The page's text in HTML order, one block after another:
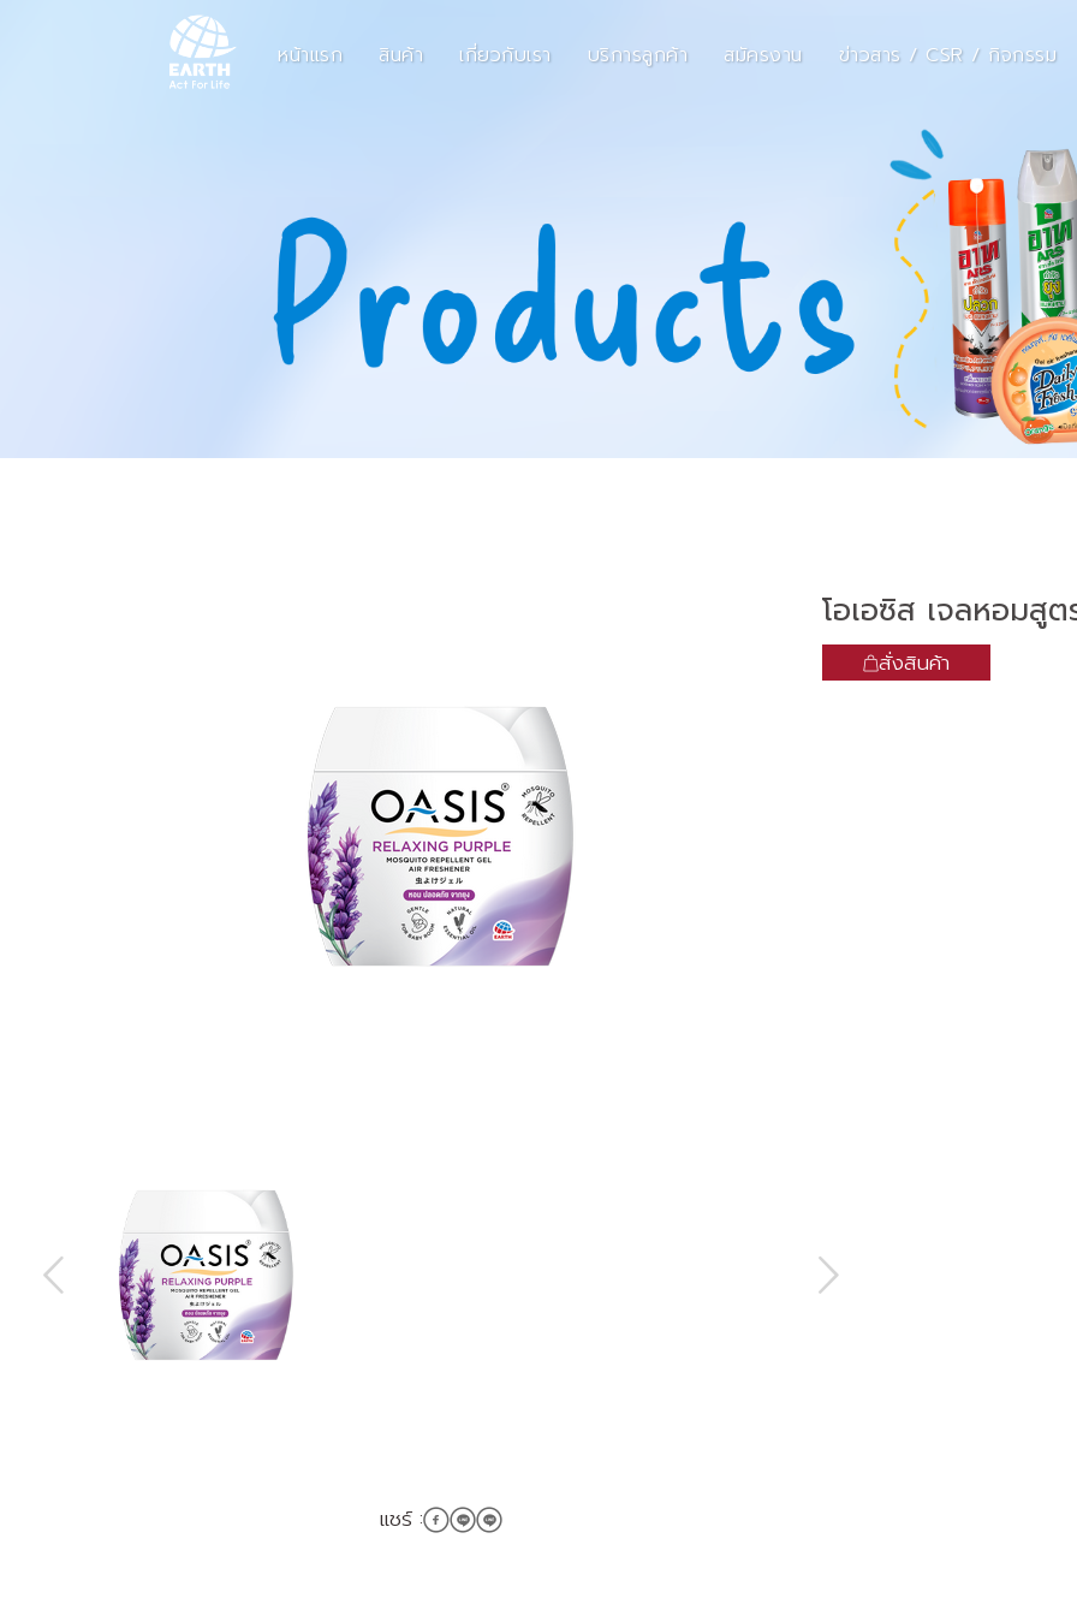
หน้าแรก สินค้า เกี่ยวกับเรา บริการลูกค้า สมัครงาน ข่าวสาร / CSR / กิจกรรม
แชร์ :
โอเอซิส เจลหอมสู
สั่งสินค้า